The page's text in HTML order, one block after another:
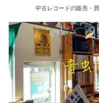
中古レコードの販売・